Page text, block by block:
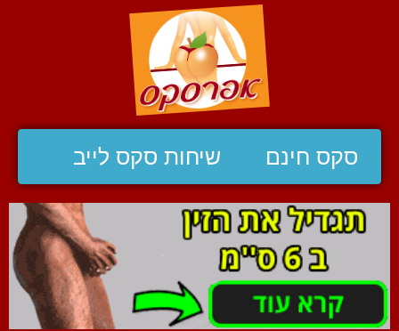
סקס חינם שיחות סקס לייב